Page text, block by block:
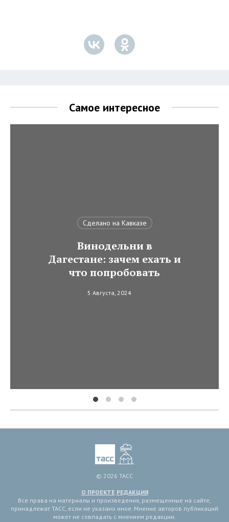
Самое интересное
Сделано на Кавказе
Винодельни в
Дагестане: зачем ехать и
что попробовать
5 Августа, 2024
© 2026 ТАСС
О ПРОЕКТЕ РЕДАКЦИЯ
Все права на материалы и произведения, размещенные на сайте,
принадлежат ТАСС, если не указано иное. Мнение авторов публикаций
может не совпадать с мнением редакции.